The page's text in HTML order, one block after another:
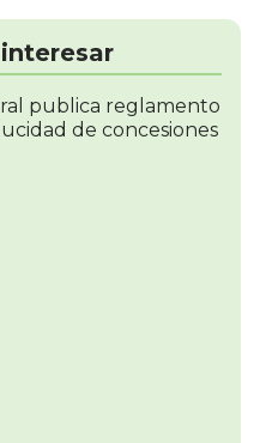
publica reglamento
de concesiones